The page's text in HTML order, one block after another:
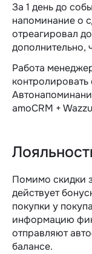
За 1 день до
напоминание о
отреагировал
дополнительно,
Работа
amoCRM +
Помимо скидки
действует
покупки у
информацию
отправляют
балансе.